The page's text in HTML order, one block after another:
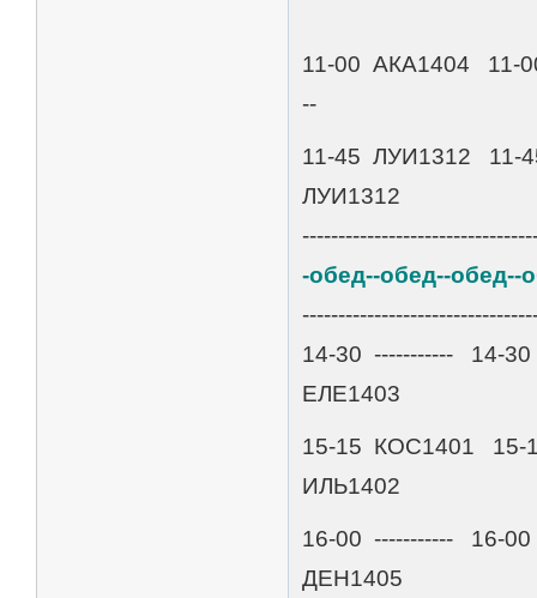
11-00 АКА1404 11-
--
11-45 ЛУИ1312 11-
ЛУИ1312
-обед--обед--обед--
14-30 ----------- 14-
ЕЛE1403
15-15 КОС1401 15-
ИЛЬ1402
16-00 ----------- 16-
ДЕН1405